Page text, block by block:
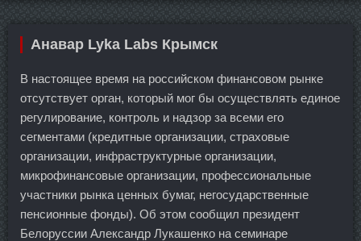
Анавар Lyka Labs Крымск
В настоящее время на российском финансовом рынке
отсутствует орган, который мог бы осуществлять единое
регулирование, контроль и надзор за всеми его
сегментами (кредитные организации, страховые
организации, инфраструктурные организации,
микрофинансовые организации, профессиональные
участники рынка ценных бумаг, негосударственные
пенсионные фонды). Об этом сообщил президент
Белоруссии Александр Лукашенко на семинаре